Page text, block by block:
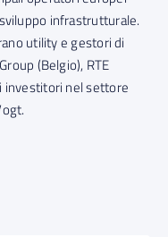
infrastrutturale.
utility e gestori di
(Belgio), RTE
investitori nel settore